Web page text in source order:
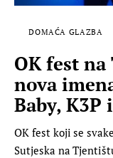
DOMAĆA GLAZBA
OK fest
nova
Baby, K3P
OK fest koji se
Sutjeska na